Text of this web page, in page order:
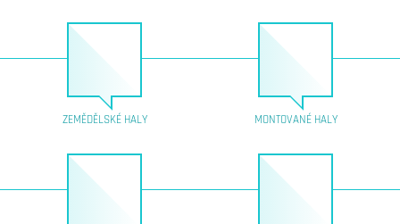
ZEMĚDĚLSKÉ HALY MONTOVANÉ HALY